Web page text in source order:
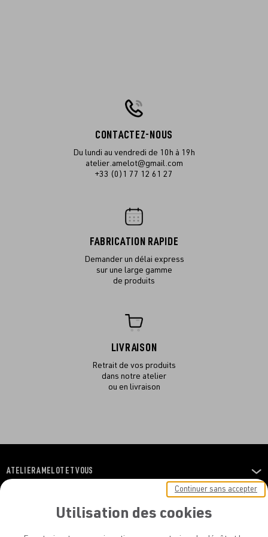
CONTACTEZ-NOUS
Du lundi au vendredi de 10h à 19h
atelier.amelot@gmail.com
+33 (0)1 77 12 61 27
FABRICATION RAPIDE
Demander un délai express
sur une large gamme
de produits
LIVRAISON
Retrait de vos produits
dans notre atelier
ou en livraison
OUVRIR
ATELIER AMELOT ET VOUS
LÉGAL
Utilisation des cookies
Continuer sans accepter